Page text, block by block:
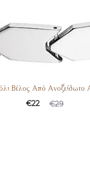
Βέλος Από Ανοξείδωτο
€29
€22